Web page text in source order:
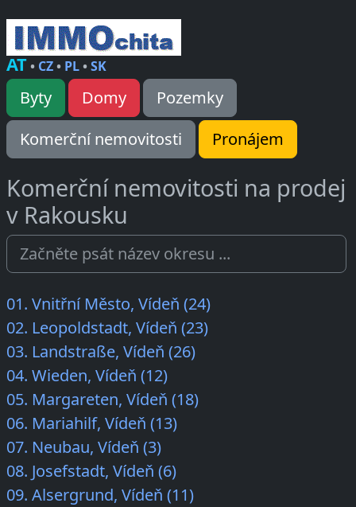
AT• CZ• PL•SK
Byty Domy
Pozemky
Komerční nemovitosti
Pronájem
Komerční nemovitosti na prodej
v Rakousku
01. Vnitřní Město, Vídeň (24)
02. Leopoldstadt, Vídeň (23)
03. Landstraße, Vídeň (26)
04. Wieden, Vídeň (12)
05. Margareten, Vídeň (18)
06. Mariahilf, Vídeň (13)
07. Neubau, Vídeň (3)
08. Josefstadt, Vídeň (6)
09. Alsergrund, Vídeň (11)